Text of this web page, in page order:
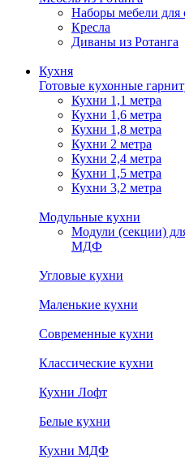
Наборы мебели для
Кресла
Диваны из Ротанга
Кухня
Готовые кухонные
Кухни 1,1 метра
Кухни 1,6 метра
Кухни 1,8 метра
Кухни 2 метра
Кухни 2,4 метра
Кухни 1,5 метра
Кухни 3,2 метра
Модульные кухни
Модули (секции)
МДФ
Угловые кухни
Маленькие кухни
Современные кухни
Классические кухни
Кухни Лофт
Белые кухни
Кухни МДФ